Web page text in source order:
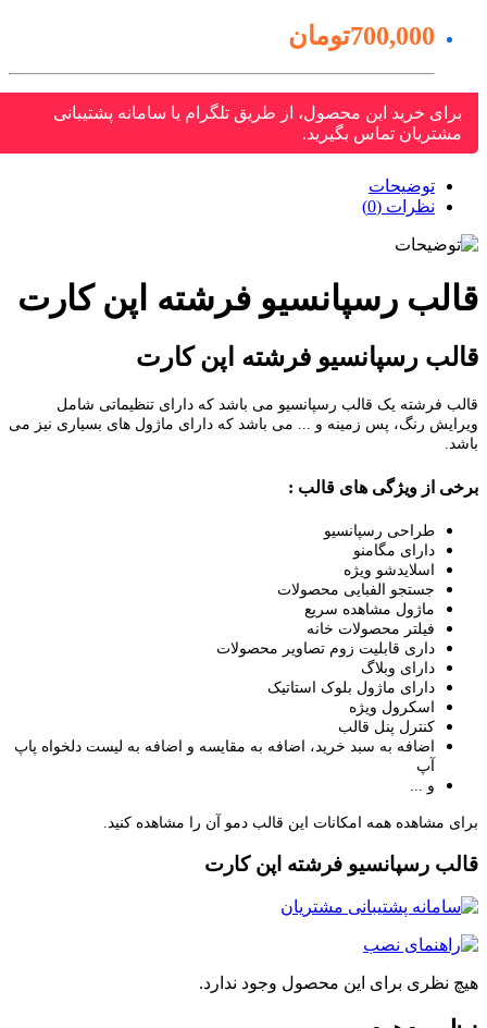
700,000تومان
برای خرید این محصول، از طریق تلگرام یا سامانه پشتیبانی
مشتریان تماس بگیرید.
توضیحات
نظرات (0)
رسپانسیو فرشته اپن کارت
رسپانسیو فرشته اپن کارت
فرشته یک قالب رسپانسیو می باشد که دارای تنظیماتی شامل
رنگ، پس زمینه و ... می باشد که دارای ماژول های بسیاری نیز می
از ویژگی های قالب :
طراحی رسپانسیو
دارای مگامنو
اسلایدشو ویژه
جستجو الفبایی محصولات
ماژول مشاهده سریع
فیلتر محصولات خانه
داری قابلیت زوم تصاویر محصولات
دارای وبلاگ
دارای ماژول بلوک استاتیک
اسکرول ویژه
کنترل پنل قالب
اضافه به سبد خرید، اضافه به مقایسه و اضافه به لیست دلخواه پاپ
و ...
مشاهده همه امکانات این قالب دمو آن را مشاهده کنید.
رسپانسیو فرشته اپن کارت
نظری برای این محصول وجود ندارد.